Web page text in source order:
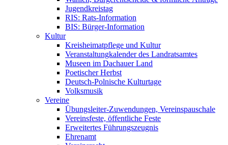
Jugendkreistag
RIS: Rats-Information
BIS: Bürger-Information
Kultur
Kreisheimatpflege und Kultur
Veranstaltungkalender des Landratsamtes
Museen im Dachauer Land
Poetischer Herbst
Deutsch-Polnische Kulturtage
Volksmusik
Vereine
Übungsleiter-Zuwendungen, Vereinspauschale
Vereinsfeste, öffentliche Feste
Erweitertes Führungszeugnis
Ehrenamt